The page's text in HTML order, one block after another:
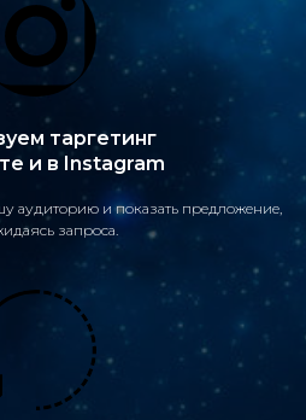
таргетинг
и в Instagram
аудиторию и показать предложение,
запроса.